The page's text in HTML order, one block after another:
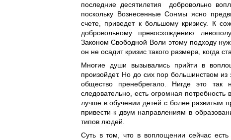
последние десятилетия добровольно
поскольку Вознесенные Сонмы ясно
счете, приведет к большому кризису. К
добровольному превосхождению
Законом Свободной Воли этому подходу
он не осадит кризис такого размера, когда
Многие души вызывались прийти в
произойдет. Но до сих пор большинством
общество пренебрегало. Нигде это так
следовательно, есть огромная
лучше в обучении детей с более развитым
привести к двум направлениям в
типов людей.
Суть в том, что в воплощении сейчас